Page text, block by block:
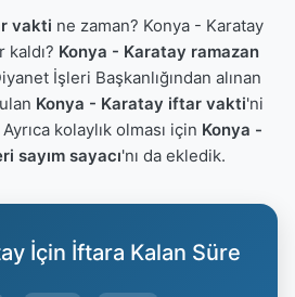
vakti ne zaman? Konya - Karatay
kaldı? Konya - Karatay ramazan
İşleri Başkanlığından alınan
Konya - Karatay iftar vakti'ni
kolaylık olması için Konya -
sayım sayacı'nı da ekledik.
İçin İftara Kalan Süre